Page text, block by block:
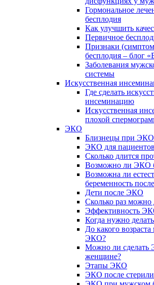
Гормональное
бесплодия
Как улучшить
Первичное
Признаки
бесплодия – блог
Заболевания
системы
Искусственная
Где сделать
инсеминацию
Искусственная
плохой
ЭКО
Близнецы при ЭКО
ЭКО для
Сколько длится
Возможно ли ЭКО
Возможна ли
беременность
Дети после ЭКО
Сколько раз
Эффективность
Когда нужно
До какого
ЭКО?
Можно ли сделать
женщине?
Этапы ЭКО
ЭКО после